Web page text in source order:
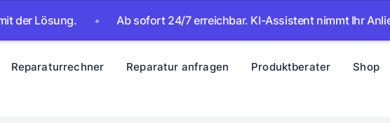
• Ab sofort 24/7 erreichbar. KI-Assistent nimmt Ihr Anliegen auf
Reparaturrechner Reparatur anfragen Produktberater Shop